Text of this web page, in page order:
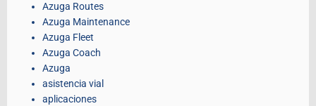
Azuga Routes
Azuga Maintenance
Azuga Fleet
Azuga Coach
Azuga
asistencia vial
aplicaciones